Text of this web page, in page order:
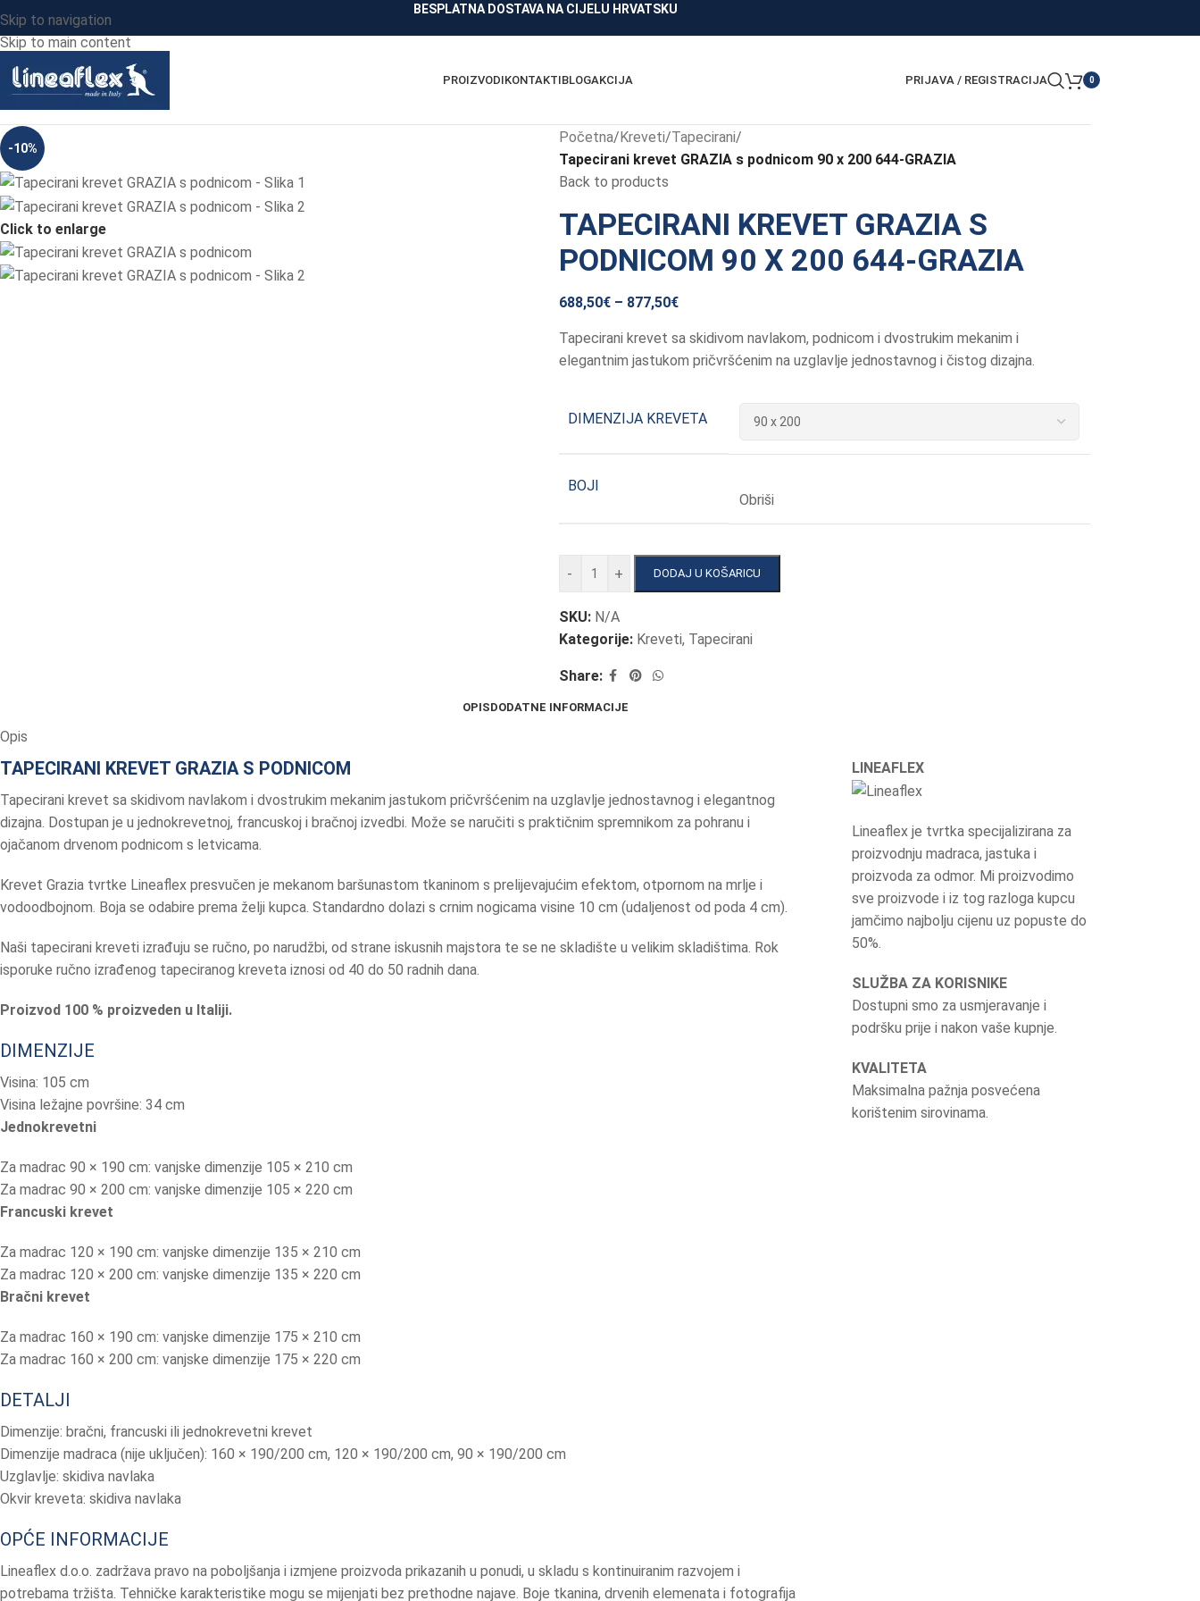
Skip to navigation
Skip to main content
BESPLATNA DOSTAVA NA CIJELU HRVATSKU
PROIZVODIKONTAKTIBLOGAKCIJA PRIJAVA / REGISTRACIJA 0
-10%
Click to enlarge
Početna/Kreveti/Tapecirani/
Tapecirani krevet GRAZIA s podnicom 90 x 200 644-GRAZIA
Back to products
TAPECIRANI KREVET GRAZIA S
PODNICOM 90 X 200 644-GRAZIA
688,50€ – 877,50€
Tapecirani krevet sa skidivom navlakom, podnicom i dvostrukim mekanim i
elegantnim jastukom pričvršćenim na uzglavlje jednostavnog i čistog dizajna.
DIMENZIJA KREVETA
BOJI
Obriši
- + DODAJ U KOŠARICU
SKU: N/A
Kategorije: Kreveti, Tapecirani
Share:
OPISDODATNE INFORMACIJE
Opis
TAPECIRANI KREVET GRAZIA S PODNICOM
Tapecirani krevet sa skidivom navlakom i dvostrukim mekanim jastukom pričvršćenim na uzglavlje jednostavnog i elegantnog
dizajna. Dostupan je u jednokrevetnoj, francuskoj i bračnoj izvedbi. Može se naručiti s praktičnim spremnikom za pohranu i
ojačanom drvenom podnicom s letvicama.
Krevet Grazia tvrtke Lineaflex presvučen je mekanom baršunastom tkaninom s prelijevajućim efektom, otpornom na mrlje i
vodoodbojnom. Boja se odabire prema želji kupca. Standardno dolazi s crnim nogicama visine 10 cm (udaljenost od poda 4 cm).
Naši tapecirani kreveti izrađuju se ručno, po narudžbi, od strane iskusnih majstora te se ne skladište u velikim skladištima. Rok
isporuke ručno izrađenog tapeciranog kreveta iznosi od 40 do 50 radnih dana.
Proizvod 100 % proizveden u Italiji.
DIMENZIJE
Visina: 105 cm
Visina ležajne površine: 34 cm
Jednokrevetni
Za madrac 90 × 190 cm: vanjske dimenzije 105 × 210 cm
Za madrac 90 × 200 cm: vanjske dimenzije 105 × 220 cm
Francuski krevet
Za madrac 120 × 190 cm: vanjske dimenzije 135 × 210 cm
Za madrac 120 × 200 cm: vanjske dimenzije 135 × 220 cm
Bračni krevet
Za madrac 160 × 190 cm: vanjske dimenzije 175 × 210 cm
Za madrac 160 × 200 cm: vanjske dimenzije 175 × 220 cm
DETALJI
Dimenzije: bračni, francuski ili jednokrevetni krevet
Dimenzije madraca (nije uključen): 160 × 190/200 cm, 120 × 190/200 cm, 90 × 190/200 cm
Uzglavlje: skidiva navlaka
Okvir kreveta: skidiva navlaka
OPĆE INFORMACIJE
Lineaflex d.o.o. zadržava pravo na poboljšanja i izmjene proizvoda prikazanih u ponudi, u skladu s kontinuiranim razvojem i
potrebama tržišta. Tehničke karakteristike mogu se mijenjati bez prethodne najave. Boje tkanina, drvenih elemenata i fotografija
LINEAFLEX
Lineaflex je tvrtka specijalizirana za
proizvodnju madraca, jastuka i
proizvoda za odmor. Mi proizvodimo
sve proizvode i iz tog razloga kupcu
jamčimo najbolju cijenu uz popuste do
50%.
SLUŽBA ZA KORISNIKE
Dostupni smo za usmjeravanje i
podršku prije i nakon vaše kupnje.
KVALITETA
Maksimalna pažnja posvećena
korištenim sirovinama.